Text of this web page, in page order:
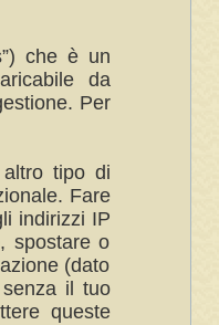
che è un
da
Per
tipo di
Fare
indirizzi IP
spostare o
(dato
il tuo
queste